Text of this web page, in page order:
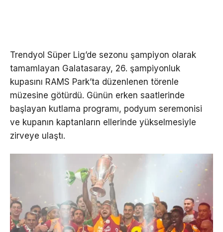
Trendyol Süper Lig’de sezonu şampiyon olarak
tamamlayan Galatasaray, 26. şampiyonluk
kupasını RAMS Park’ta düzenlenen törenle
müzesine götürdü. Günün erken saatlerinde
başlayan kutlama programı, podyum seremonisi
ve kupanın kaptanların ellerinde yükselmesiyle
zirveye ulaştı.